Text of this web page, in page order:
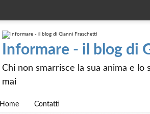
Informare - il blog di
Chi non smarrisce la sua anima e
mai
Home Contatti